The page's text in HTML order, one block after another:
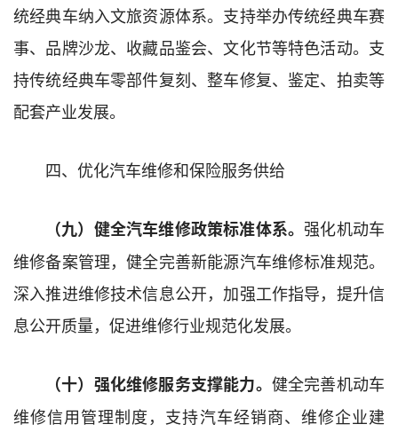
统经典车纳入文旅资源体系。支持举办传统经典车赛
事、品牌沙龙、收藏品鉴会、文化节等特色活动。支
持传统经典车零部件复刻、整车修复、鉴定、拍卖等
配套产业发展。
四、优化汽车维修和保险服务供给
（九）健全汽车维修政策标准体系。 强化机动车
维修备案管理，健全完善新能源汽车维修标准规范。
深入推进维修技术信息公开，加强工作指导，提升信
息公开质量，促进维修行业规范化发展。
（十）强化维修服务支撑能力。 健全完善机动车
维修信用管理制度，支持汽车经销商、维修企业建